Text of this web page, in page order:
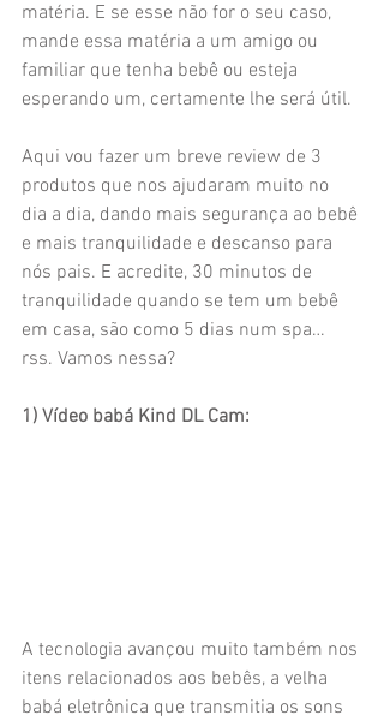
matéria. E se esse não for o seu caso,
mande essa matéria a um amigo ou
familiar que tenha bebê ou esteja
esperando um, certamente lhe será útil.
Aqui vou fazer um breve review de 3
produtos que nos ajudaram muito no
dia a dia, dando mais segurança ao bebê
e mais tranquilidade e descanso para
nós pais. E acredite, 30 minutos de
tranquilidade quando se tem um bebê
em casa, são como 5 dias num spa…
rss. Vamos nessa?
1) Vídeo babá Kind DL Cam:
A tecnologia avançou muito também nos
itens relacionados aos bebês, a velha
babá eletrônica que transmitia os sons